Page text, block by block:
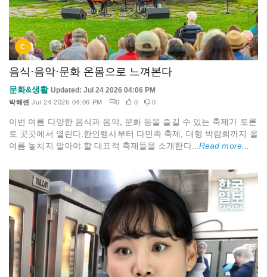
C
음식·음악·문화 온몸으로 느껴본다
문화&생활 Updated: Jul 24 2026 04:06 PM
박해련 Jul 24 2026 04:06 PM 0 0 0
이번 여름 다양한 음식과 음악, 문화 등을 즐길 수 있는 축제가 토론
토 곳곳에서 열린다.한인행사부터 다민족 축제, 대형 박람회까지 올
여름 놓치지 말아야 할 대표적 축제들을 소개한다...Read more...